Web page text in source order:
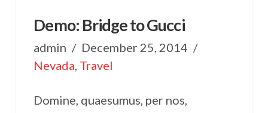
Demo: Bridge to Gucci
admin
December 25, 2014
Nevada Travel
Domine, quaesumus, per nos,